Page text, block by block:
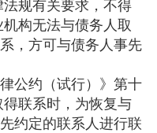
构无法与债务人取
，方可与债务人事先
公约（试行）》第十
联系时，为恢复与
约定的联系人进行联